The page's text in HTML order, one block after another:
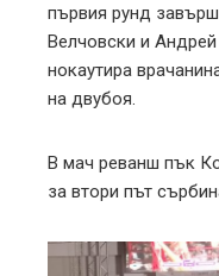
първия рунд
Велчовски и
нокаутира
на двубоя.
В мач реванш пък
за втори път